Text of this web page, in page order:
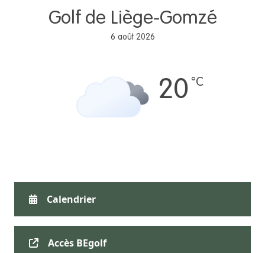
Golf de Liège-Gomzé
6 août 2026
20 °C
Calendrier
Accès BEgolf